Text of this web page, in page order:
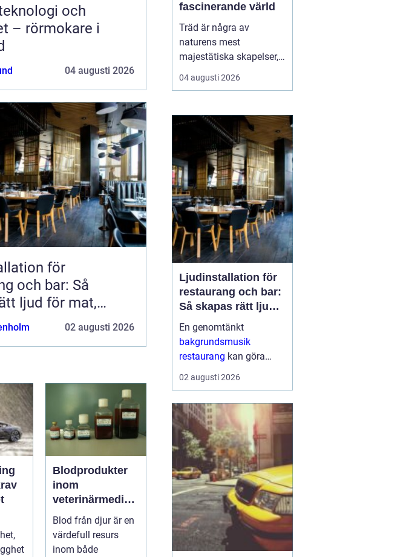
och
– rörmokare i
04 augusti 2026
för
och bar: Så
ljud för mat,
stämning02 augusti 2026
Blodprodukter
inom
veterinärmedici
n funktion,
kvalitet och
användning
Blod från djur är en
värdefull resurs
inom både
fascinerande värld
Träd är några av
naturens mest
majestätiska skapelser,
och deras årliga
växande lager kan
historia och omgivning.
04 augusti 2026
Ljudinstallation för
restaurang och bar:
Så skapas rätt ljud
för mat, dryck och
stämning
En genomtänkt
bakgrundsmusik
restaurang kan göra
skillnaden mellan en
lokal som gästerna
plats där de g&aum...
02 augusti 2026